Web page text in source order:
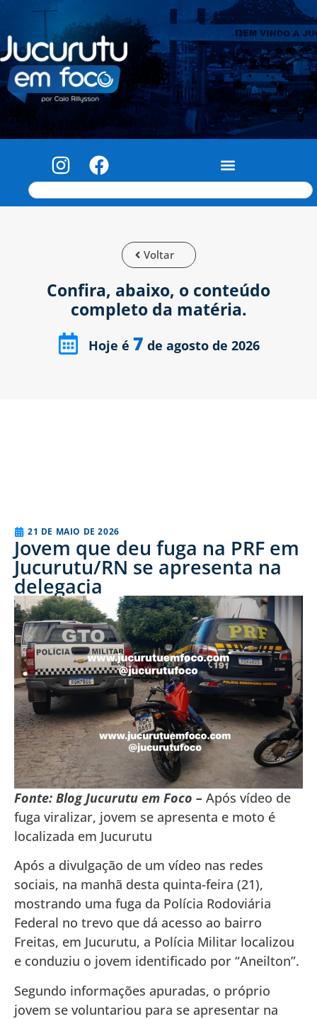
Voltar
Confira, abaixo, o conteúdo
completo da matéria.
Hoje é 7 de agosto de 2026
21 DE MAIO DE 2026
Jovem que deu fuga na PRF em
Jucurutu/RN se apresenta na
delegacia
Fonte: Blog Jucurutu em Foco – Após vídeo de
fuga viralizar, jovem se apresenta e moto é
localizada em Jucurutu
Após a divulgação de um vídeo nas redes
sociais, na manhã desta quinta-feira (21),
mostrando uma fuga da Polícia Rodoviária
Federal no trevo que dá acesso ao bairro
Freitas, em Jucurutu, a Polícia Militar localizou
e conduziu o jovem identificado por “Aneilton”.
Segundo informações apuradas, o próprio
jovem se voluntariou para se apresentar na